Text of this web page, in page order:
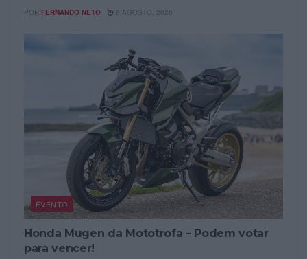
POR FERNANDO NETO 6 AGOSTO, 2026
EVENTO
Honda Mugen da Mototrofa – Podem votar
para vencer!